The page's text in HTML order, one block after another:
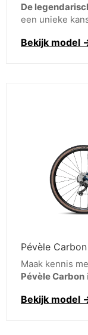
De
een unieke
Bekijk model
Pévèle Carbon
Maak kennis
Pévèle Carbon
Bekijk model